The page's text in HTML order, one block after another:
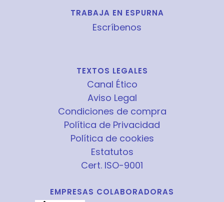
TRABAJA EN ESPURNA
Escríbenos
TEXTOS LEGALES
Canal Ético
Aviso Legal
Condiciones de compra
Política de Privacidad
Política de cookies
Estatutos
Cert. ISO-9001
EMPRESAS COLABORADORAS